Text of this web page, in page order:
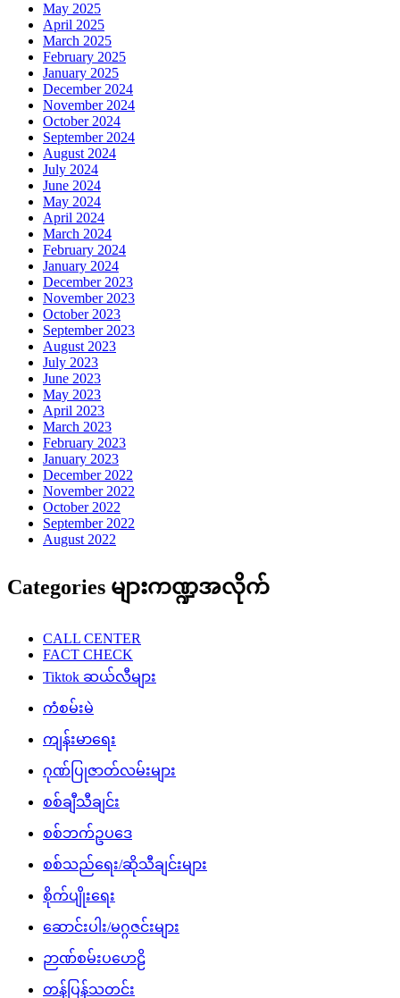
May 2025
April 2025
March 2025
February 2025
January 2025
December 2024
November 2024
October 2024
September 2024
August 2024
July 2024
June 2024
May 2024
April 2024
March 2024
February 2024
January 2024
December 2023
November 2023
October 2023
September 2023
August 2023
July 2023
June 2023
May 2023
April 2023
March 2023
February 2023
January 2023
December 2022
November 2022
October 2022
September 2022
August 2022
Categories များကဏ္ဍအလိုက်
CALL CENTER
FACT CHECK
Tiktok ဆယ်လီများ
ကံစမ်းမဲ
ကျန်းမာရေး
ဂုဏ်ပြုဇာတ်လမ်းများ
စစ်ချီသီချင်း
စစ်ဘက်ဥပဒေ
စစ်သည်ရေး/ဆိုသီချင်းများ
စိုက်ပျိုးရေး
ဆောင်းပါး/မဂ္ဂဇင်းများ
ဉာဏ်စမ်းပဟေဠိ
တန်ပြန်သတင်း